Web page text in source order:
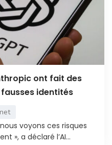
ont fait des
identités
voyons ces risques
», a déclaré l’AI...